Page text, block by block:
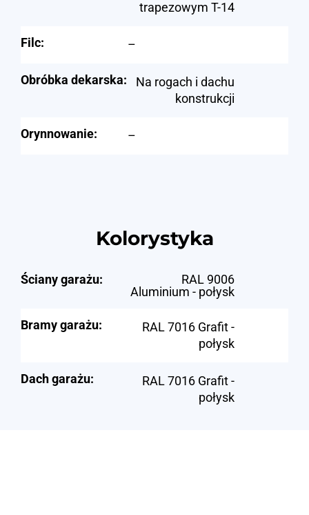
trapezowym T-14
Filc: –
Obróbka dekarska:
Na rogach i dachu
konstrukcji
Orynnowanie: –
Kolorystyka
Ściany garażu:
RAL 9006
Aluminium - połysk
Bramy garażu:
RAL 7016 Grafit -
połysk
Dach garażu:
RAL 7016 Grafit -
połysk